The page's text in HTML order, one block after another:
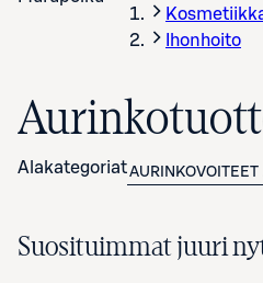
Ihonhoito
AlakategoriatAURINKOVOITEET
Suosituimmat juuri